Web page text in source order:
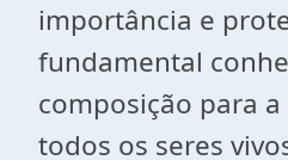
importância e
fundamental
composição para
todos os seres